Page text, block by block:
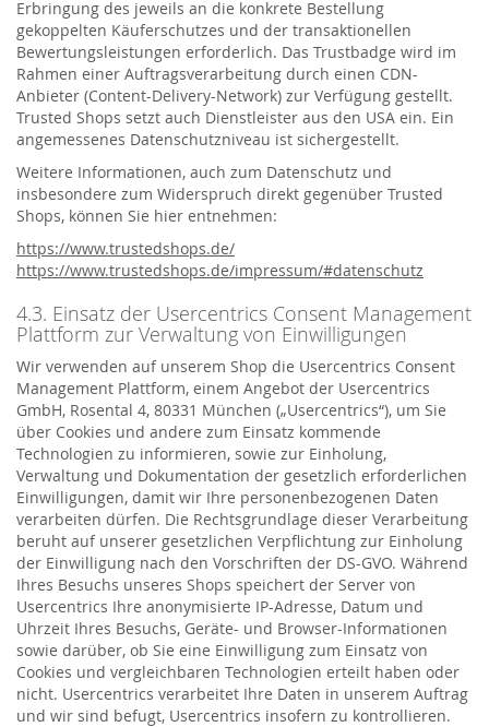
Erbringung des jeweils an die konkrete Bestellung
gekoppelten Käuferschutzes und der transaktionellen
Bewertungsleistungen erforderlich. Das Trustbadge wird im
Rahmen einer Auftragsverarbeitung durch einen CDN-
Anbieter (Content-Delivery-Network) zur Verfügung gestellt.
Trusted Shops setzt auch Dienstleister aus den USA ein. Ein
angemessenes Datenschutzniveau ist sichergestellt.
Weitere Informationen, auch zum Datenschutz und
insbesondere zum Widerspruch direkt gegenüber Trusted
Shops, können Sie hier entnehmen:
https://www.trustedshops.de/
https://www.trustedshops.de/impressum/#datenschutz
4.3. Einsatz der Usercentrics Consent Management
Plattform zur Verwaltung von Einwilligungen
Wir verwenden auf unserem Shop die Usercentrics Consent
Management Plattform, einem Angebot der Usercentrics
GmbH, Rosental 4, 80331 München („Usercentrics“), um Sie
über Cookies und andere zum Einsatz kommende
Technologien zu informieren, sowie zur Einholung,
Verwaltung und Dokumentation der gesetzlich erforderlichen
Einwilligungen, damit wir Ihre personenbezogenen Daten
verarbeiten dürfen. Die Rechtsgrundlage dieser Verarbeitung
beruht auf unserer gesetzlichen Verpflichtung zur Einholung
der Einwilligung nach den Vorschriften der DS-GVO. Während
Ihres Besuchs unseres Shops speichert der Server von
Usercentrics Ihre anonymisierte IP-Adresse, Datum und
Uhrzeit Ihres Besuchs, Geräte- und Browser-Informationen
sowie darüber, ob Sie eine Einwilligung zum Einsatz von
Cookies und vergleichbaren Technologien erteilt haben oder
nicht. Usercentrics verarbeitet Ihre Daten in unserem Auftrag
und wir sind befugt, Usercentrics insofern zu kontrollieren.